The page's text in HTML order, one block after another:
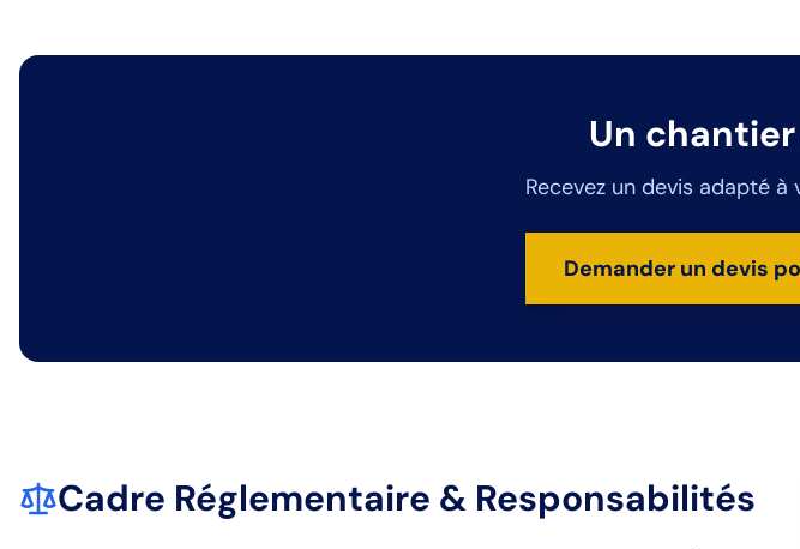
Un
Recevez un devis adapté
Demander un devis
Cadre Réglementaire & Responsabilités